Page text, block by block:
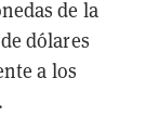
de la
dólares
a los